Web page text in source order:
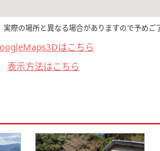
際の場所と異なる場合がありますので予めご
はこちら
表示方法はこちら